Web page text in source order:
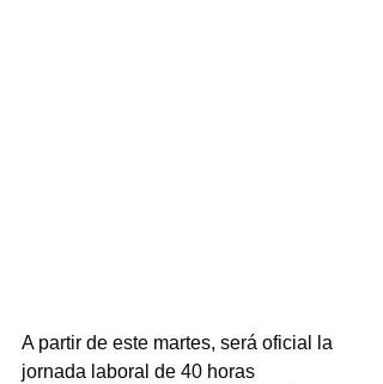
A partir de este martes, será oficial la
jornada laboral de 40 horas